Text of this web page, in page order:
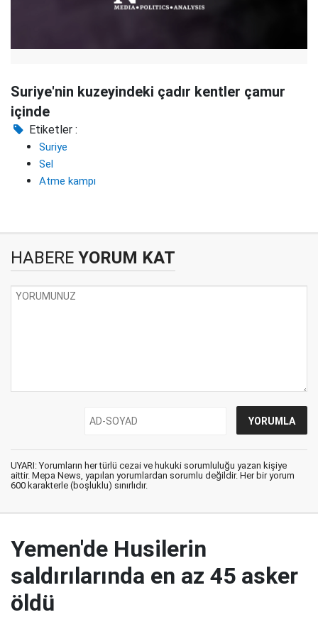
Suriye'nin kuzeyindeki çadır kentler çamur
içinde
Etiketler :
Suriye
Sel
Atme kampı
HABERE YORUM KAT
UYARI: Yorumların her türlü cezai ve hukuki sorumluluğu yazan kişiye
aittir. Mepa News, yapılan yorumlardan sorumlu değildir. Her bir yorum
600 karakterle (boşluklu) sınırlıdır.
Yemen'de Husilerin
saldırılarında en az 45 asker
öldü